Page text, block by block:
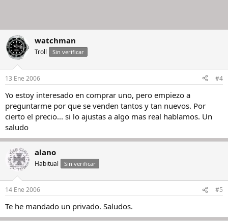
watchman
Troll Sin verificar
13 Ene 2006 #4
Yo estoy interesado en comprar uno, pero empiezo a
preguntarme por que se venden tantos y tan nuevos. Por
cierto el precio... si lo ajustas a algo mas real hablamos. Un
saludo
alano
Habitual Sin verificar
14 Ene 2006 #5
Te he mandado un privado. Saludos.